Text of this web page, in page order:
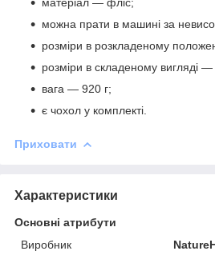
можна прати в машині за
розміри в розкладеному
розміри в складеному вигляді
вага — 920 г;
є чохол у комплекті.
Приховати
Характеристики
Основні атрибути
Виробник